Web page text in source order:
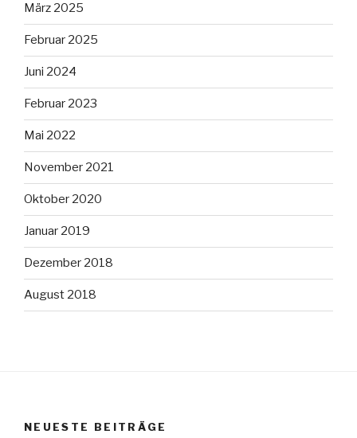
März 2025
Februar 2025
Juni 2024
Februar 2023
Mai 2022
November 2021
Oktober 2020
Januar 2019
Dezember 2018
August 2018
NEUESTE BEITRÄGE